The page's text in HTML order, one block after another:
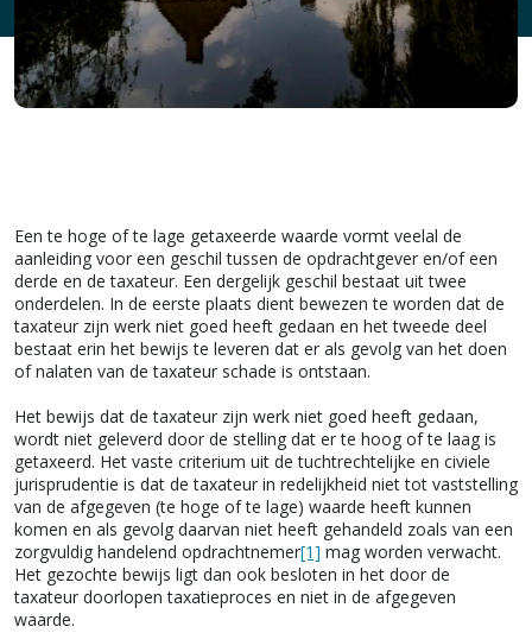
Een te hoge of te lage getaxeerde waarde vormt veelal de
aanleiding voor een geschil tussen de opdrachtgever en/of een
derde en de taxateur. Een dergelijk geschil bestaat uit twee
onderdelen. In de eerste plaats dient bewezen te worden dat de
taxateur zijn werk niet goed heeft gedaan en het tweede deel
bestaat erin het bewijs te leveren dat er als gevolg van het doen
of nalaten van de taxateur schade is ontstaan.
Het bewijs dat de taxateur zijn werk niet goed heeft gedaan,
wordt niet geleverd door de stelling dat er te hoog of te laag is
getaxeerd. Het vaste criterium uit de tuchtrechtelijke en civiele
jurisprudentie is dat de taxateur in redelijkheid niet tot vaststelling
van de afgegeven (te hoge of te lage) waarde heeft kunnen
komen en als gevolg daarvan niet heeft gehandeld zoals van een
zorgvuldig handelend opdrachtnemer[1] mag worden verwacht.
Het gezochte bewijs ligt dan ook besloten in het door de
taxateur doorlopen taxatieproces en niet in de afgegeven
waarde.